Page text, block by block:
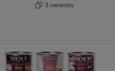
3 variantes